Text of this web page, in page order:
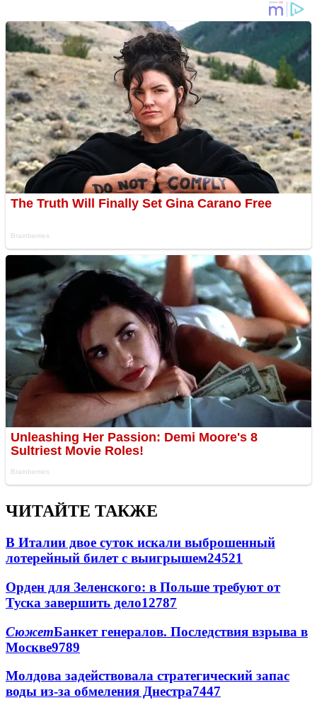
ЧИТАЙТЕ ТАКЖЕ
В Италии двое суток искали выброшенный
лотерейный билет с выигрышем24521
Орден для Зеленского: в Польше требуют от
Туска завершить дело12787
СюжетБанкет генералов. Последствия взрыва в
Москве9789
Молдова задействовала стратегический запас
воды из-за обмеления Днестра7447